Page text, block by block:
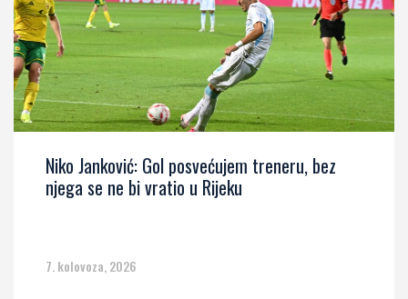
Niko Janković: Gol posvećujem treneru, bez
njega se ne bi vratio u Rijeku
7. kolovoza, 2026